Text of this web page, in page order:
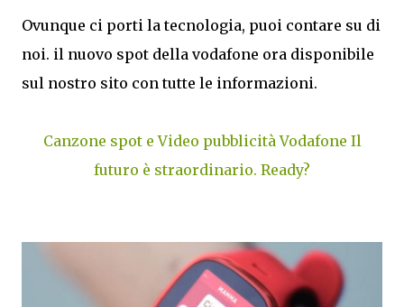
Ovunque ci porti la tecnologia, puoi contare su di
noi. il nuovo spot della vodafone ora disponibile
sul nostro sito con tutte le informazioni.
Canzone spot e Video pubblicità Vodafone Il
futuro è straordinario. Ready?